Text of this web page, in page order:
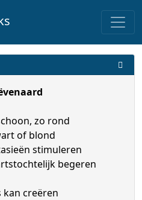
zo rond
of blond
stimuleren
begeren
kan creëren